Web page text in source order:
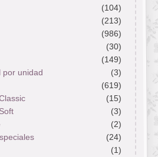
(104)
(213)
(986)
(30)
(149)
por unidad
(3)
(619)
(15)
(3)
(2)
(24)
(1)